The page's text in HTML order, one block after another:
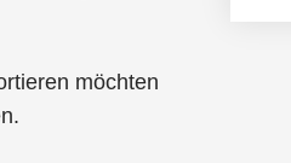
möchten